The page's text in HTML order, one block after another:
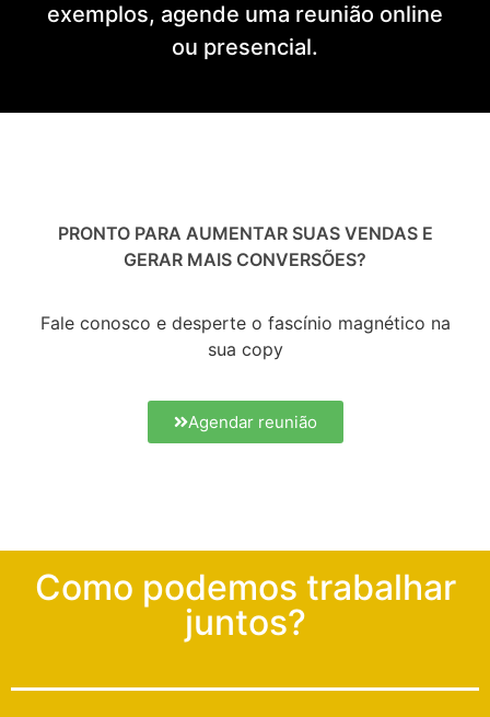
exemplos, agende uma reunião online
ou presencial.
PRONTO PARA AUMENTAR SUAS VENDAS E
GERAR MAIS CONVERSÕES?
Fale conosco e desperte o fascínio magnético na
sua copy
Agendar reunião
Como podemos trabalhar
juntos?